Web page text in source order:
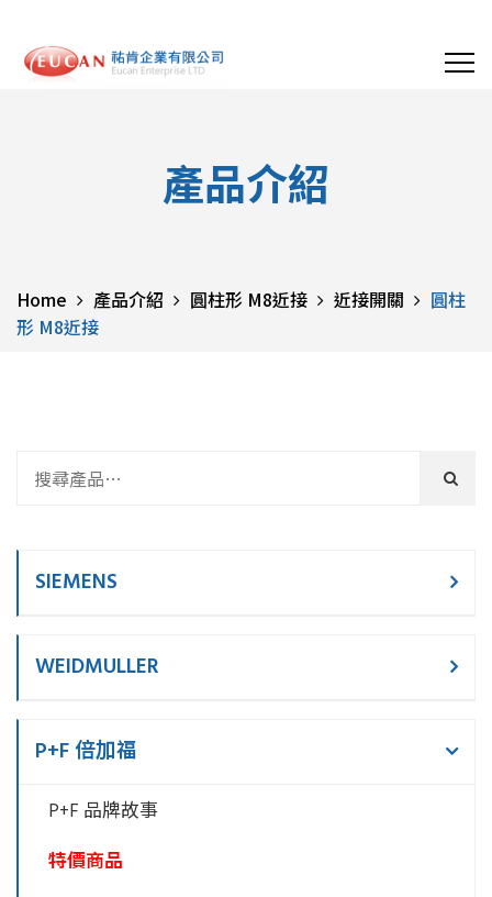
產品介紹
Home 產品介紹 圓柱形 M8近接 近接開關
圓柱
形 M8近接
SIEMENS
WEIDMULLER
P+F 倍加福
P+F 品牌故事
特價商品